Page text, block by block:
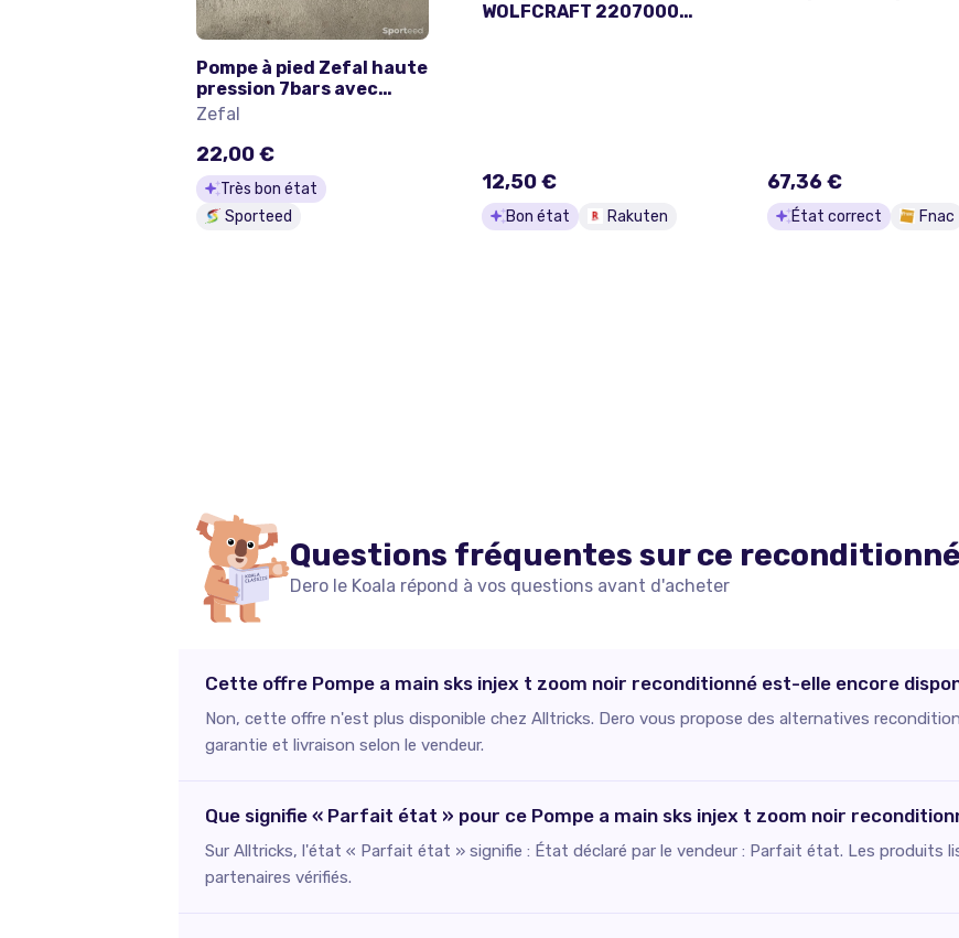
Pompe à pied Zefal haute
pression 7bars avec
manomètre pour vélo
état
Zefal
22,00 €
Très bon état
Sporteed
WOLFCRAFT 2207000
12,50 €
Bon état Rakuten
67,36 €
État correct Fnac
Questions fréquentes sur ce reconditionné
Dero le Koala répond à vos questions avant d'acheter
Cette offre Pompe a main sks injex t zoom noir reconditionné est-elle encore
Non, cette offre n'est plus disponible chez Alltricks. Dero vous propose des alternatives
garantie et livraison selon le vendeur.
Que signifie « Parfait état » pour ce Pompe a main sks injex t zoom noir
Sur Alltricks, l'état « Parfait état » signifie : État déclaré par le vendeur : Parfait état. Les produits
partenaires vérifiés.